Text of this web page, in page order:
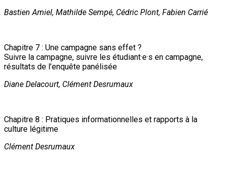
Bastien Amiel, Mathilde Sempé, Cédric Plont, Fabien Carrié
Chapitre 7 : Une campagne sans effet ?
Suivre la campagne, suivre les étudiant·e·s en campagne,
résultats de l’enquête panélisée
Diane Delacourt, Clément Desrumaux
Chapitre 8 : Pratiques informationnelles et rapports à la
culture légitime
Clément Desrumaux